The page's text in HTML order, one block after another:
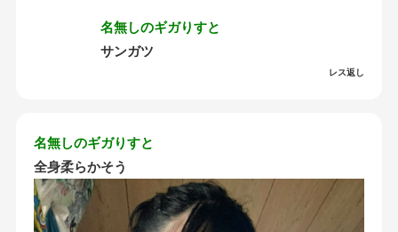
名無しのギガりすと
サンガツ
レス返し
名無しのギガりすと
全身柔らかそう